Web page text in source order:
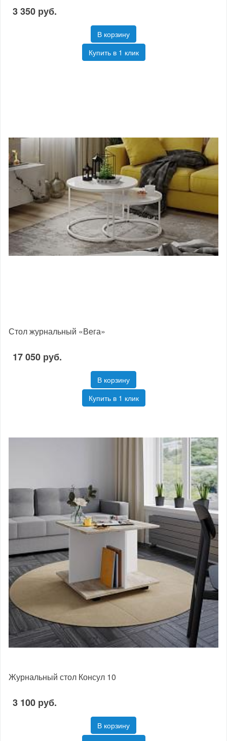
3 350 руб.
В корзину
Купить в 1 клик
Стол журнальный «Вега»
17 050 руб.
В корзину
Купить в 1 клик
Журнальный стол Консул 10
3 100 руб.
В корзину